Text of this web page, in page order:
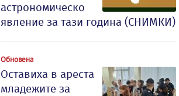
астрономическо
явление за тази година (СНИМКИ)
Обновена
Оставиха в ареста
младежите за